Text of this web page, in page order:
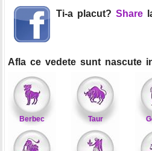
Ti-a placut? Share
Afla ce vedete sunt nascute
Berbec Taur